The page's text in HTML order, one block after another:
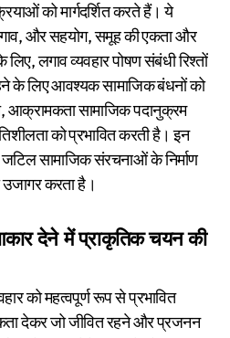
को मार्गदर्शित करते हैं। ये
और सहयोग, समूह की एकता और
लगाव व्यवहार पोषण संबंधी रिश्तों
के लिए आवश्यक सामाजिक बंधनों को
आक्रामकता सामाजिक पदानुक्रम
को प्रभावित करती है। इन
सामाजिक संरचनाओं के निर्माण
करता है।
देने में प्राकृतिक चयन की
को महत्वपूर्ण रूप से प्रभावित
देकर जो जीवित रहने और प्रजनन